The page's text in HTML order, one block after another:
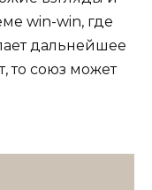
win-win, где
дальнейшее
то союз может